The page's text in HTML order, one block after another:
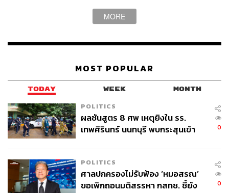
MORE
MOST POPULAR
TODAY WEEK MONTH
POLITICS
ผลชันสูตร 8 ศพ เหตุยิงใน รร.
เทพศิรินทร์ นนทบุรี พบกระสุนเข้า
0
POLITICS
ศาลปกครองไม่รับฟ้อง ‘หมอสรณ’
ขอเพิกถอนมติสรรหา กสทช. ชี้ยัง
0